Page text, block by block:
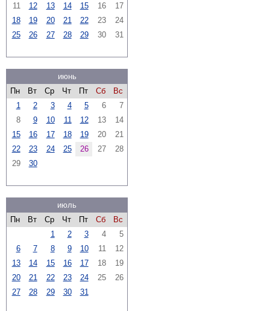
11
12 13 14 15 16
17
18
19 20 21 22 23
24
25
26 27 28 29 30 31
июнь
Пн
Вт Ср Чт Пт Сб
Вс
1
2 3 4 5 6
7
8
9 10 11 12 13
14
15
16 17 18 19 20
21
22
23 24 25 26 27
28
29
30
июль
Пн
Вт Ср Чт Пт Сб
Вс
1
2 3 4
5
6
7 8 9 10 11
12
13
14 15 16 17 18
19
20
21 22 23 24 25
26
27
28 29 30 31